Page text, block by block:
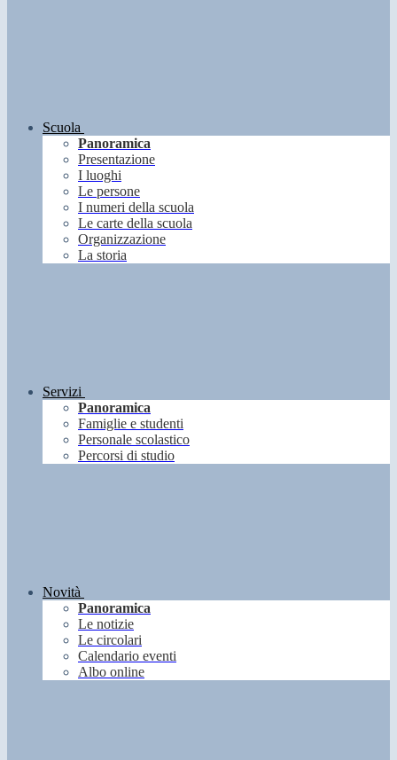
Scuola
Panoramica
Presentazione
I luoghi
Le persone
I numeri della scuola
Le carte della scuola
Organizzazione
La storia
Servizi
Panoramica
Famiglie e studenti
Personale scolastico
Percorsi di studio
Novità
Panoramica
Le notizie
Le circolari
Calendario eventi
Albo online